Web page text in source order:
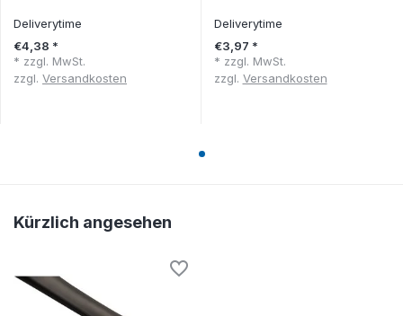
Deliverytime
€4,38 *
* zzgl. MwSt.
zzgl. Versandkosten
Deliverytime
€3,97 *
* zzgl. MwSt.
zzgl. Versandkosten
Kürzlich angesehen